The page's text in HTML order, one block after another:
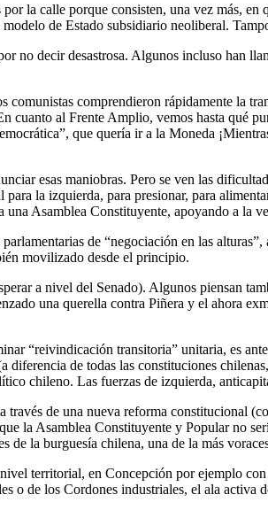
la calle porque consisten, una vez más,
de Estado subsidiario neoliberal.
no decir desastrosa. Algunos incluso han
comprendieron rápidamente la
cuanto al Frente Amplio, vemos hasta qué
que quería ir a la Moneda
esas maniobras. Pero se ven las
la izquierda, para presionar, para
Asamblea Constituyente, apoyando a la
de “negociación en las
movilizado desde el principio.
a nivel del Senado). Algunos piensan
una querella contra Piñera y el ahora
“reivindicación transitoria” unitaria, es
de todas las constituciones
chileno. Las fuerzas de izquierda,
de una nueva reforma constitucional
la Asamblea Constituyente y Popular no
la burguesía chilena, una de la más
territorial, en Concepción por ejemplo
o de los Cordones industriales, el ala